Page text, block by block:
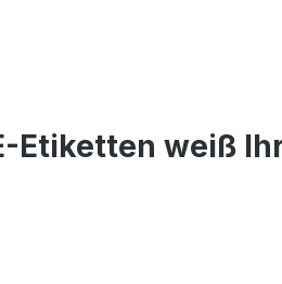
Etiketten weiß